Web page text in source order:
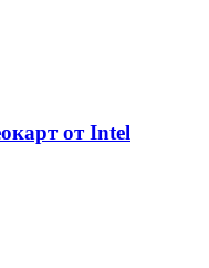
от Intel